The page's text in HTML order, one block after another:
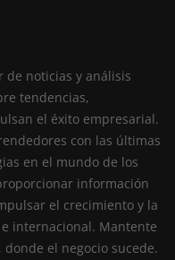
de noticias y análisis
tendencias,
el éxito empresarial.
con las últimas
en el mundo de los
información
el crecimiento y la
internacional. Mantente
el negocio sucede.